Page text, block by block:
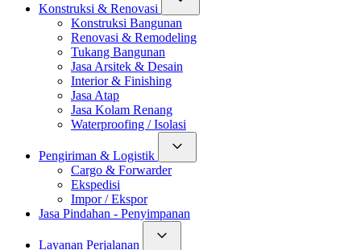
Konstruksi & Renovasi
Konstruksi Bangunan
Renovasi & Remodeling
Tukang Bangunan
Jasa Arsitek & Desain
Interior & Finishing
Jasa Atap
Jasa Kolam Renang
Waterproofing / Isolasi
Pengiriman & Logistik
Cargo & Forwarder
Ekspedisi
Impor / Ekspor
Jasa Pindahan - Penyimpanan
Layanan Perjalanan